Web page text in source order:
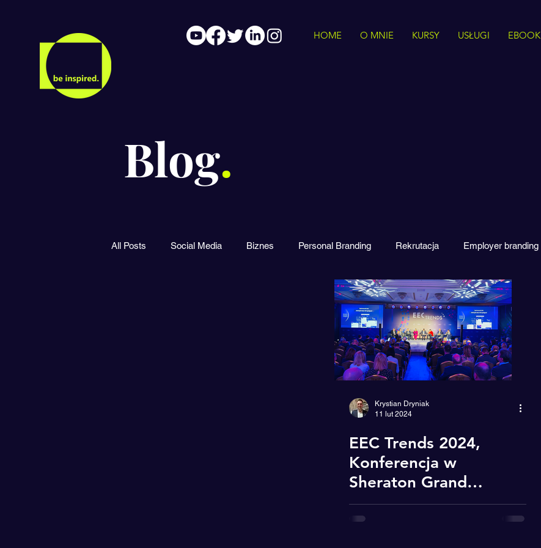
HOME O MNIE KURSY USŁUGI EBOOK
Blog.
All Posts Social Media Biznes Personal Branding Rekrutacja Employer branding
Mindset CH.AI.NGE
Krystian Dryniak
11 lut 2024
EEC Trends 2024,
Konferencja w
Sheraton Grand
Warsaw -
rekomendacje dla